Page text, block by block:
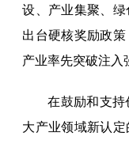
设、产业集聚、绿
出台硬核奖励政
产业率先突破注入
在鼓励和支
大产业领域新认